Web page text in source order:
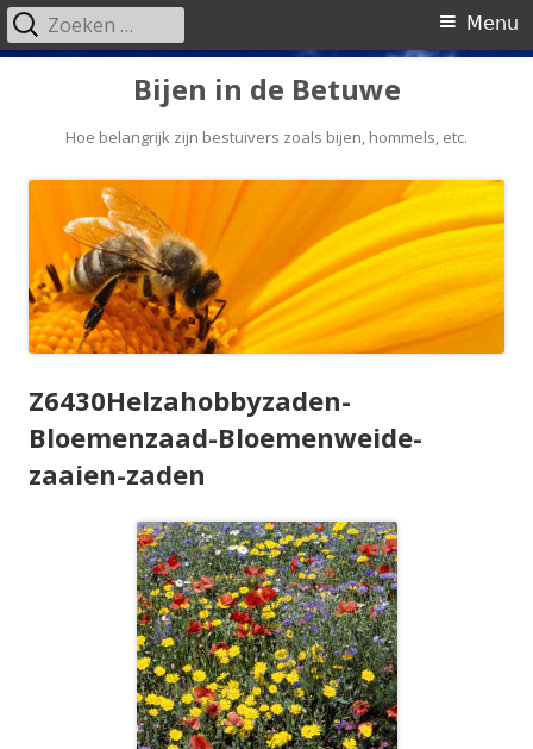
Bijen in de Betuwe
Hoe belangrijk zijn bestuivers zoals bijen, hommels, etc.
Primair
Menu
Zoeken
naar:
Z6430Helzahobbyzaden-
Bloemenzaad-Bloemenweide-
zaaien-zaden